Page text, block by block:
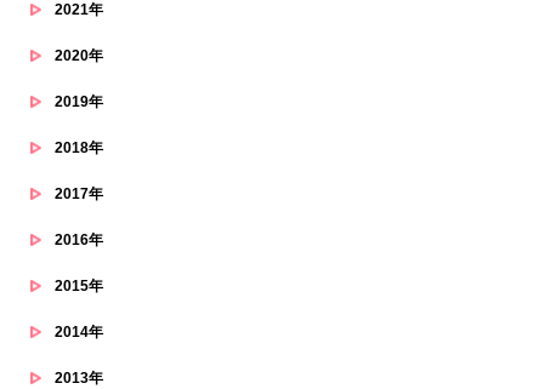
2021年
2020年
2019年
2018年
2017年
2016年
2015年
2014年
2013年